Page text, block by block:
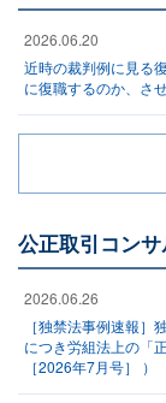
2026.06.20
近時の裁判例に見る
に復職するのか、さ
公正取引コン
2026.06.26
［独禁法事例速報
につき労組法上の「
［2026年7月号］ ）